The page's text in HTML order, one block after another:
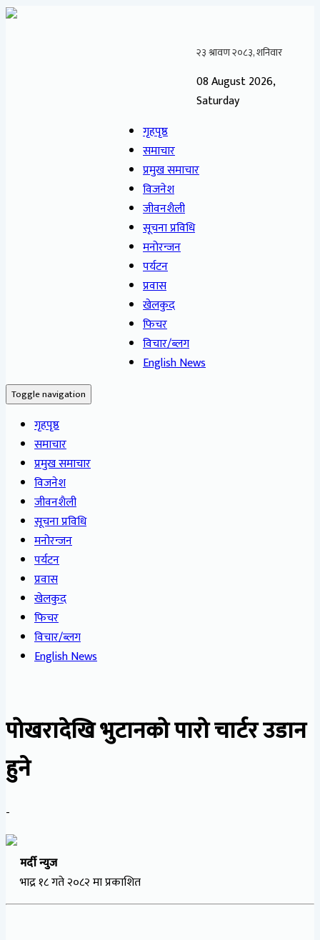
08 August 2026,
Saturday
गृहपृष्ठ
समाचार
प्रमुख समाचार
विजनेश
जीवनशैली
सूचना प्रविधि
मनोरन्जन
पर्यटन
प्रवास
खेलकुद
फिचर
विचार/ब्लग
English News
Toggle navigation
गृहपृष्ठ
समाचार
प्रमुख समाचार
विजनेश
जीवनशैली
सूचना प्रविधि
मनोरन्जन
पर्यटन
प्रवास
खेलकुद
फिचर
विचार/ब्लग
English News
पोखरादेखि भुटानको पारो चार्टर उडान
हुने
-
मर्दी न्युज
भाद्र १८ गते २०८२ मा प्रकाशित